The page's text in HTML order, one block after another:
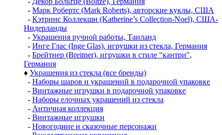
- Марк Робертс (Mark Roberts), авторские куклы, США
- Кэтринс Коллекшн (Katherine’s Collection-Noel), США-
Нидерланды
- Украшения ручной работы, Таиланд
- Инге Глас (Inge Glas), игрушки из стекла, Германия
- Брейтнер (Breitner), игрушки в стиле "кантри",
Германия
♦ Украшения из стекла (все бренды)
- Наборы шаров и украшений в подарочной упаковке
- Винтажные игрушки в подарочной упаковке
- Наборы елочных украшений из стекла
- Античная коллекция
- Винтажные игрушки
- Новогодние и сказочные персонажи